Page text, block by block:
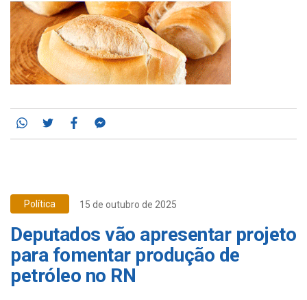
Whatsapp
TwitterFacebook
Política 15 de outubro de 2025
Deputados vão apresentar projeto
para fomentar produção de
petróleo no RN